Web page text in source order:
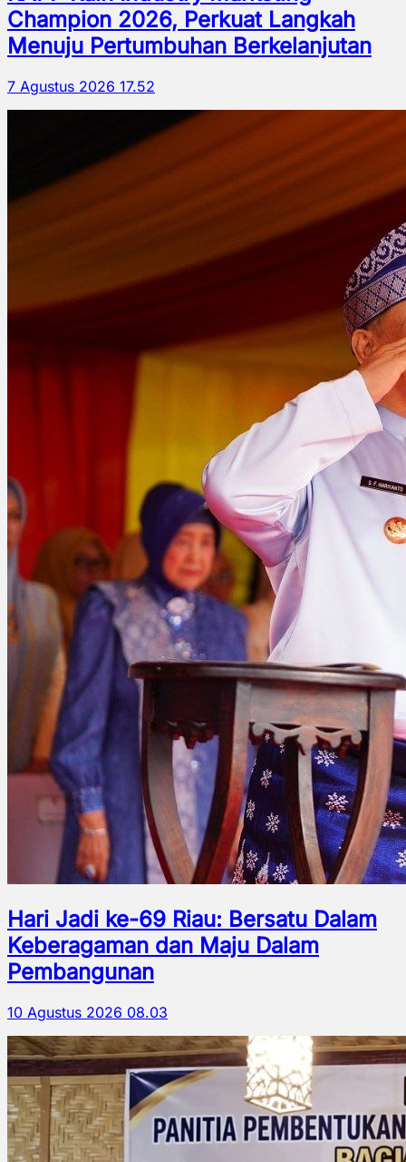
Champion 2026, Perkuat Langkah
Menuju Pertumbuhan Berkelanjutan
7 Agustus 2026 17.52
Hari Jadi ke-69 Riau: Bersatu Dalam
Keberagaman dan Maju Dalam
Pembangunan
10 Agustus 2026 08.03